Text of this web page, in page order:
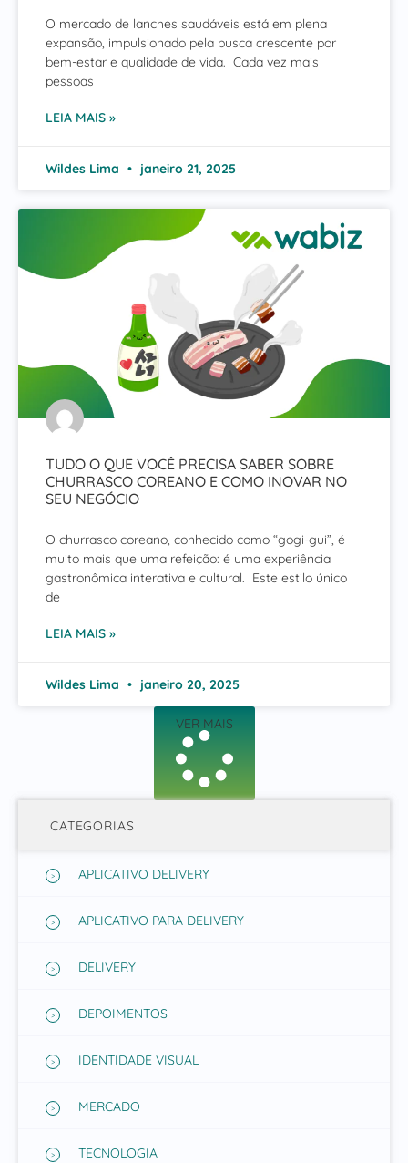
O mercado de lanches saudáveis está em plena
expansão, impulsionado pela busca crescente por
bem-estar e qualidade de vida. Cada vez mais
pessoas
LEIA MAIS »
Wildes Lima janeiro 21, 2025
TUDO O QUE VOCÊ PRECISA SABER SOBRE
CHURRASCO COREANO E COMO INOVAR NO
SEU NEGÓCIO
O churrasco coreano, conhecido como “gogi-gui”, é
muito mais que uma refeição: é uma experiência
gastronômica interativa e cultural. Este estilo único
de
LEIA MAIS »
Wildes Lima janeiro 20, 2025
VER MAIS
CATEGORIAS
APLICATIVO DELIVERY
APLICATIVO PARA DELIVERY
DELIVERY
DEPOIMENTOS
IDENTIDADE VISUAL
MERCADO
TECNOLOGIA